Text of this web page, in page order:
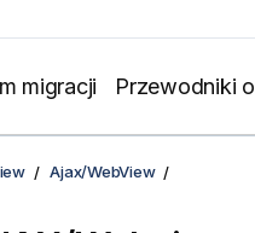
migracji Przewodniki
Ajax/WebView